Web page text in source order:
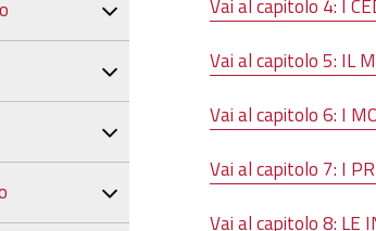
Vai al capitolo 4: I
Vai al capitolo 5: IL
Vai al capitolo 6: I
Vai al capitolo 7: I
Vai al capitolo 8: LE